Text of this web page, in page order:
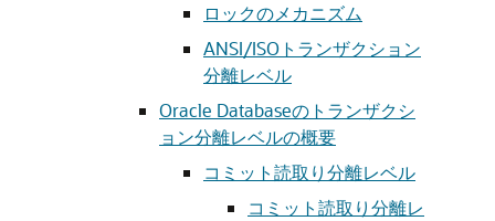
ロックのメカニズム
ANSI/ISOトランザクション
分離レベル
Oracle Databaseのトランザクシ
ョン分離レベルの概要
コミット読取り分離レベル
コミット読取り分離レ